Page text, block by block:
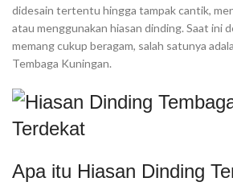
didesain tertentu hingga tampak cantik,
atau menggunakan hiasan dinding. Saat ini
memang cukup beragam, salah satunya
Tembaga Kuningan.
Apa itu Hiasan Dinding